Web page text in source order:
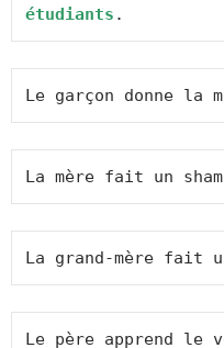
étudiants .
Le garçon donne la
La mère fait un
La grand-mère fait
Le père apprend le